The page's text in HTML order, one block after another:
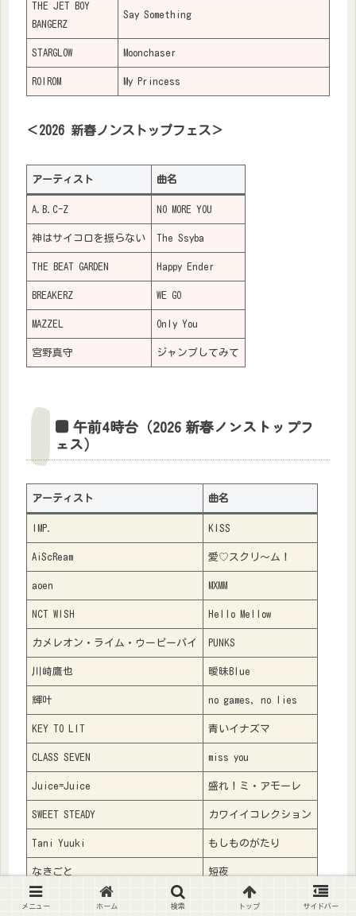
THE JET BOY
BANGERZ
Say Something
STARGLOW Moonchaser
ROIROM My Princess
＜2026 新春ノンストップフェス＞
アーティスト 曲名
A.B.C-Z NO MORE YOU
神はサイコロを振らない The Ssyba
THE BEAT GARDEN Happy Ender
BREAKERZ WE GO
MAZZEL Only You
宮野真守 ジャンプしてみて
■ 午前4時台（2026 新春ノンストップフ
ェス）
アーティスト 曲名
IMP. KISS
AiScReam 愛♡スクリ～ム！
aoen MXMM
NCT WISH Hello Mellow
カメレオン・ライム・ウーピーパイ PUNKS
川崎鷹也 曖昧Blue
輝叶 no games, no lies
KEY TO LIT 青いイナズマ
CLASS SEVEN miss you
Juice=Juice 盛れ！ミ・アモーレ
SWEET STEADY カワイイコレクション
Tani Yuuki もしものがたり
なきごと 短夜
明日の私に幸あれ
メニュー ホーム 検索 トップ サイドバー